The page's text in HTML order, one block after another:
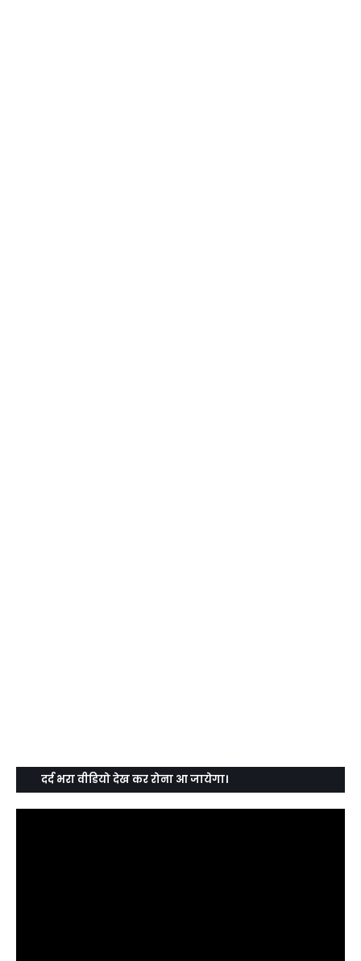
दर्द भरा वीडियो देख कर रोना आ जायेगा।